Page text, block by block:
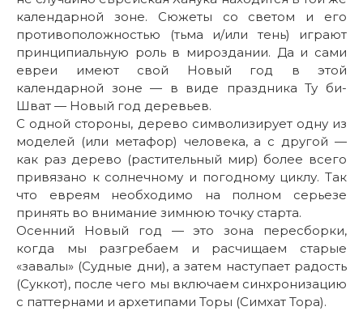
календарной зоне. Сюжеты со светом и его
противоположностью (тьма и/или тень) играют
принципиальную роль в мироздании. Да и сами
евреи имеют свой Новый год в этой
календарной зоне — в виде праздника Ту би-
Шват — Новый год деревьев.
С одной стороны, дерево символизирует одну из
моделей (или метафор) человека, а с другой —
как раз дерево (растительный мир) более всего
привязано к солнечному и погодному циклу. Так
что евреям необходимо на полном серьезе
принять во внимание зимнюю точку старта.
Осенний Новый год — это зона пересборки,
когда мы разгребаем и расчищаем старые
«завалы» (Судные дни), а затем наступает радость
(Суккот), после чего мы включаем синхронизацию
с паттернами и архетипами Торы (Симхат Тора).